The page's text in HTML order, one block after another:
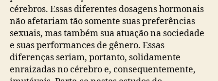
cérebros. Essas diferentes dosagens hormonais
não afetariam tão somente suas preferências
sexuais, mas também sua atuação na sociedade
e suas performances de gênero. Essas
diferenças seriam, portanto, solidamente
enraizadas no cérebro e, consequentemente,